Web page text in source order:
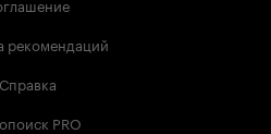
рекомендаций
Справка
PRO